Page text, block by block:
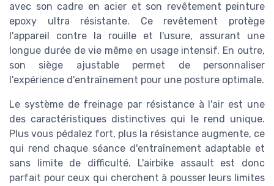
avec son cadre en acier et son revêtement peinture
epoxy ultra résistante. Ce revêtement protège
l'appareil contre la rouille et l'usure, assurant une
longue durée de vie même en usage intensif. En outre,
son siège ajustable permet de personnaliser
l'expérience d'entraînement pour une posture optimale.
Le système de freinage par résistance à l'air est une
des caractéristiques distinctives qui le rend unique.
Plus vous pédalez fort, plus la résistance augmente, ce
qui rend chaque séance d'entraînement adaptable et
sans limite de difficulté. L'airbike assault est donc
parfait pour ceux qui cherchent à pousser leurs limites